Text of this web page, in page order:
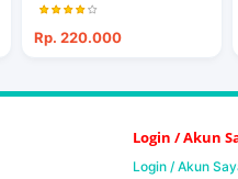
Rp. 220.000
Login / Akun
Login / Akun